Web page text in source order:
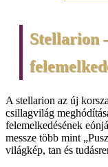
Stellarion
A stellarion az új
csillagvilág
felemelkedésének
messze több mint
világkép, tan és